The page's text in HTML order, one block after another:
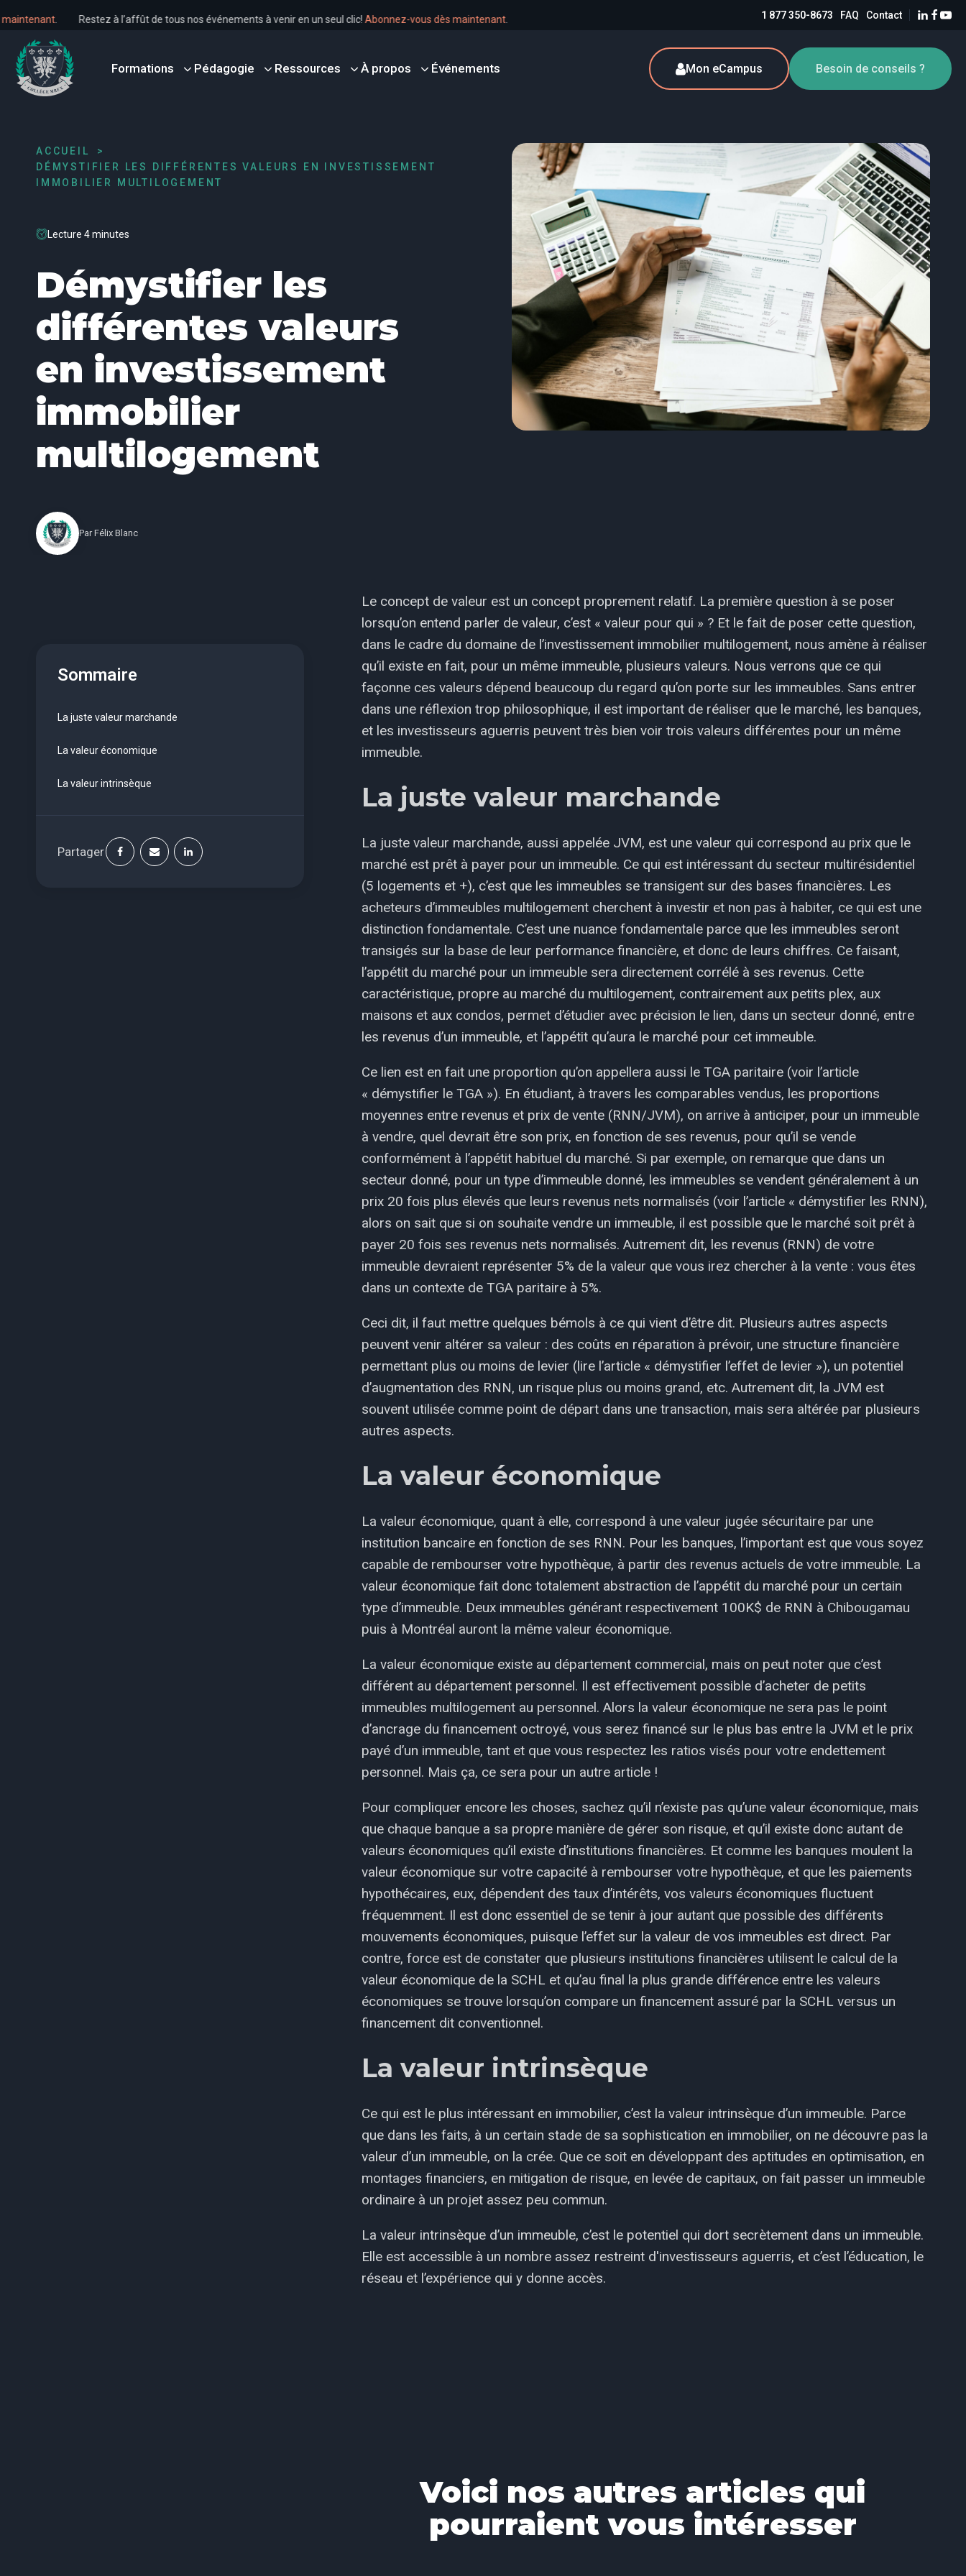
dès maintenant. Restez à l’affût de tous nos événements à venir en un seul clic!Abonnez-vous dès maintenant 1 877 350-8673 FAQ Contact
Formations Pédagogie Ressources À propos Événements Mon eCampus Besoin de conseils ?
ACCUEIL
DÉMYSTIFIER LES DIFFÉRENTES VALEURS EN INVESTISSEMENT
IMMOBILIER MULTILOGEMENT
Lecture 4 minutes
Démystifier les
différentes valeurs
en investissement
immobilier
multilogement
Par Félix Blanc
Sommaire
La juste valeur marchande
La valeur économique
La valeur intrinsèque
Partager
Le concept de valeur est un concept proprement relatif. La première question à se poser
lorsqu’on entend parler de valeur, c’est « valeur pour qui » ? Et le fait de poser cette question,
dans le cadre du domaine de l’investissement immobilier multilogement, nous amène à réaliser
qu’il existe en fait, pour un même immeuble, plusieurs valeurs. Nous verrons que ce qui
façonne ces valeurs dépend beaucoup du regard qu’on porte sur les immeubles. Sans entrer
dans une réflexion trop philosophique, il est important de réaliser que le marché, les banques,
et les investisseurs aguerris peuvent très bien voir trois valeurs différentes pour un même
immeuble.
La juste valeur marchande
La juste valeur marchande, aussi appelée JVM, est une valeur qui correspond au prix que le
marché est prêt à payer pour un immeuble. Ce qui est intéressant du secteur multirésidentiel
(5 logements et +), c’est que les immeubles se transigent sur des bases financières. Les
acheteurs d’immeubles multilogement cherchent à investir et non pas à habiter, ce qui est une
distinction fondamentale. C’est une nuance fondamentale parce que les immeubles seront
transigés sur la base de leur performance financière, et donc de leurs chiffres. Ce faisant,
l’appétit du marché pour un immeuble sera directement corrélé à ses revenus. Cette
caractéristique, propre au marché du multilogement, contrairement aux petits plex, aux
maisons et aux condos, permet d’étudier avec précision le lien, dans un secteur donné, entre
les revenus d’un immeuble, et l’appétit qu’aura le marché pour cet immeuble.
Ce lien est en fait une proportion qu’on appellera aussi le TGA paritaire (voir l’article
« démystifier le TGA »). En étudiant, à travers les comparables vendus, les proportions
moyennes entre revenus et prix de vente (RNN/JVM), on arrive à anticiper, pour un immeuble
à vendre, quel devrait être son prix, en fonction de ses revenus, pour qu’il se vende
conformément à l’appétit habituel du marché. Si par exemple, on remarque que dans un
secteur donné, pour un type d’immeuble donné, les immeubles se vendent généralement à un
prix 20 fois plus élevés que leurs revenus nets normalisés (voir l’article « démystifier les RNN),
alors on sait que si on souhaite vendre un immeuble, il est possible que le marché soit prêt à
payer 20 fois ses revenus nets normalisés. Autrement dit, les revenus (RNN) de votre
immeuble devraient représenter 5% de la valeur que vous irez chercher à la vente : vous êtes
dans un contexte de TGA paritaire à 5%.
Ceci dit, il faut mettre quelques bémols à ce qui vient d’être dit. Plusieurs autres aspects
peuvent venir altérer sa valeur : des coûts en réparation à prévoir, une structure financière
permettant plus ou moins de levier (lire l’article « démystifier l’effet de levier »), un potentiel
d’augmentation des RNN, un risque plus ou moins grand, etc. Autrement dit, la JVM est
souvent utilisée comme point de départ dans une transaction, mais sera altérée par plusieurs
autres aspects.
La valeur économique
La valeur économique, quant à elle, correspond à une valeur jugée sécuritaire par une
institution bancaire en fonction de ses RNN. Pour les banques, l’important est que vous soyez
capable de rembourser votre hypothèque, à partir des revenus actuels de votre immeuble. La
valeur économique fait donc totalement abstraction de l’appétit du marché pour un certain
type d’immeuble. Deux immeubles générant respectivement 100K$ de RNN à Chibougamau
puis à Montréal auront la même valeur économique.
La valeur économique existe au département commercial, mais on peut noter que c’est
différent au département personnel. Il est effectivement possible d’acheter de petits
immeubles multilogement au personnel. Alors la valeur économique ne sera pas le point
d’ancrage du financement octroyé, vous serez financé sur le plus bas entre la JVM et le prix
payé d’un immeuble, tant et que vous respectez les ratios visés pour votre endettement
personnel. Mais ça, ce sera pour un autre article !
Pour compliquer encore les choses, sachez qu’il n’existe pas qu’une valeur économique, mais
que chaque banque a sa propre manière de gérer son risque, et qu’il existe donc autant de
valeurs économiques qu’il existe d’institutions financières. Et comme les banques moulent la
valeur économique sur votre capacité à rembourser votre hypothèque, et que les paiements
hypothécaires, eux, dépendent des taux d’intérêts, vos valeurs économiques fluctuent
fréquemment. Il est donc essentiel de se tenir à jour autant que possible des différents
mouvements économiques, puisque l’effet sur la valeur de vos immeubles est direct. Par
contre, force est de constater que plusieurs institutions financières utilisent le calcul de la
valeur économique de la SCHL et qu’au final la plus grande différence entre les valeurs
économiques se trouve lorsqu’on compare un financement assuré par la SCHL versus un
financement dit conventionnel.
La valeur intrinsèque
Ce qui est le plus intéressant en immobilier, c’est la valeur intrinsèque d’un immeuble. Parce
que dans les faits, à un certain stade de sa sophistication en immobilier, on ne découvre pas la
valeur d’un immeuble, on la crée. Que ce soit en développant des aptitudes en optimisation, en
montages financiers, en mitigation de risque, en levée de capitaux, on fait passer un immeuble
ordinaire à un projet assez peu commun.
La valeur intrinsèque d’un immeuble, c’est le potentiel qui dort secrètement dans un immeuble.
Elle est accessible à un nombre assez restreint d'investisseurs aguerris, et c’est l’éducation, le
réseau et l’expérience qui y donne accès.
Voici nos autres articles qui
pourraient vous intéresser